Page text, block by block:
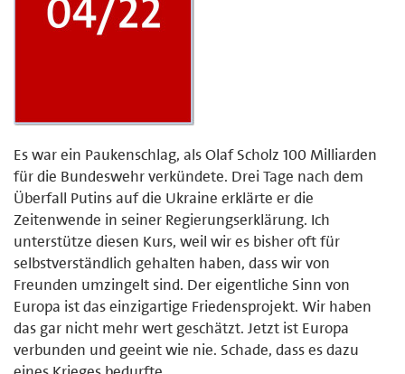
Es war ein Paukenschlag, als Olaf Scholz 100 Milliarden
für die Bundeswehr verkündete. Drei Tage nach dem
Überfall Putins auf die Ukraine erklärte er die
Zeitenwende in seiner Regierungserklärung. Ich
unterstütze diesen Kurs, weil wir es bisher oft für
selbstverständlich gehalten haben, dass wir von
Freunden umzingelt sind. Der eigentliche Sinn von
Europa ist das einzigartige Friedensprojekt. Wir haben
das gar nicht mehr wert geschätzt. Jetzt ist Europa
verbunden und geeint wie nie. Schade, dass es dazu